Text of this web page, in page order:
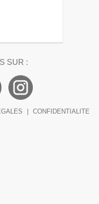
SUR :
CONFIDENTIALITE